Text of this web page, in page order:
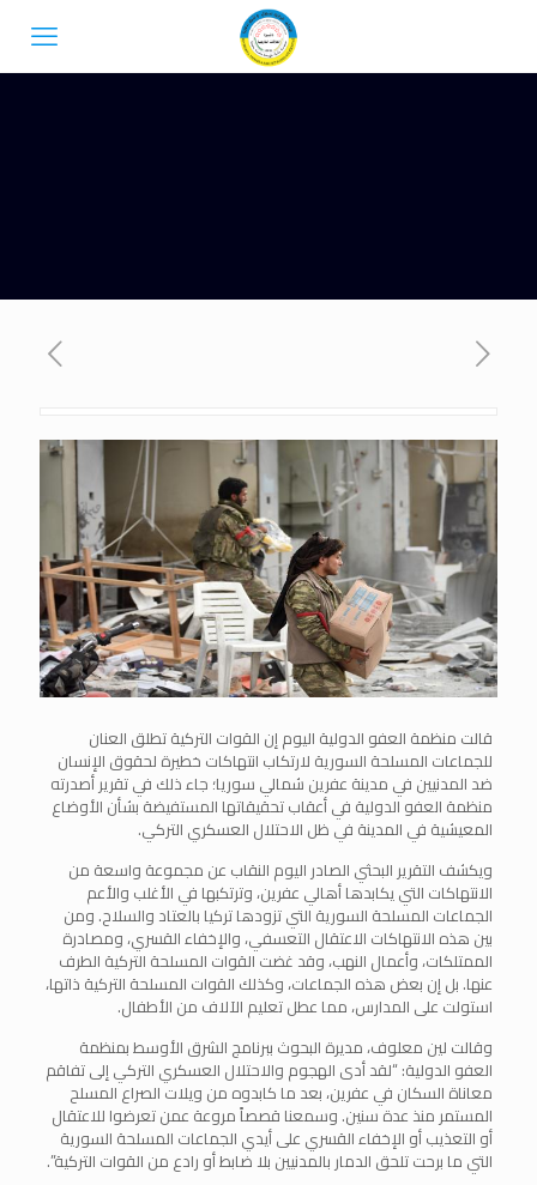
قالت منظمة العفو الدولية اليوم إن القوات التركية تطلق العنان
للجماعات المسلحة السورية لارتكاب انتهاكات خطيرة لحقوق الإنسان
ضد المدنيين في مدينة عفرين شمالي سوريا؛ جاء ذلك في تقرير أصدرته
منظمة العفو الدولية في أعقاب تحقيقاتها المستفيضة بشأن الأوضاع
المعيشية في المدينة في ظل الاحتلال العسكري التركي.
ويكشف التقرير البحثي الصادر اليوم النقاب عن مجموعة واسعة من
الانتهاكات التي يكابدها أهالي عفرين، وترتكبها في الأغلب والأعم
الجماعات المسلحة السورية التي تزودها تركيا بالعتاد والسلاح. ومن
بين هذه الانتهاكات الاعتقال التعسفي، والإخفاء القسري، ومصادرة
الممتلكات، وأعمال النهب، وقد غضت القوات المسلحة التركية الطرف
عنها. بل إن بعض هذه الجماعات، وكذلك القوات المسلحة التركية ذاتها،
استولت على المدارس، مما عطل تعليم الآلاف من الأطفال.
وقالت لين معلوف، مديرة البحوث ببرنامج الشرق الأوسط بمنظمة
العفو الدولية: “لقد أدى الهجوم والاحتلال العسكري التركي إلى تفاقم
معاناة السكان في عفرين، بعد ما كابدوه من ويلات الصراع المسلح
المستمر منذ عدة سنين. وسمعنا قصصاً مروعة عمن تعرضوا للاعتقال
أو التعذيب أو الإخفاء القسري على أيدي الجماعات المسلحة السورية
التي ما برحت تلحق الدمار بالمدنيين بلا ضابط أو رادع من القوات التركية”.